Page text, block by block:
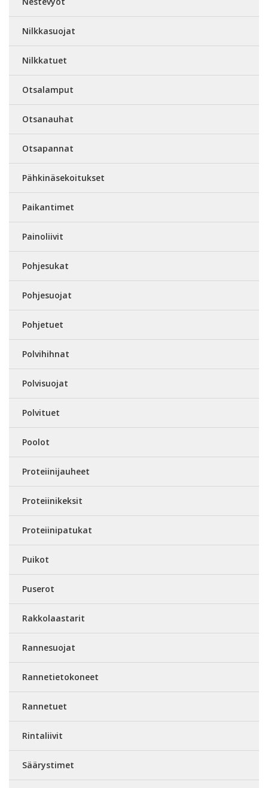
Nilkkasuojat
Nilkkatuet
Otsalamput
Otsanauhat
Otsapannat
Pähkinäsekoitukset
Paikantimet
Painoliivit
Pohjesukat
Pohjesuojat
Pohjetuet
Polvihihnat
Polvisuojat
Polvituet
Poolot
Proteiinijauheet
Proteiinikeksit
Proteiinipatukat
Puikot
Puserot
Rakkolaastarit
Rannesuojat
Rannetietokoneet
Rannetuet
Rintaliivit
Säärystimet